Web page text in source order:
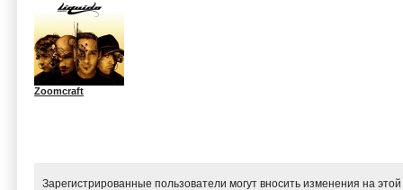
Zoomcraft
Зарегистрированные пользователи могут вносить изменения на